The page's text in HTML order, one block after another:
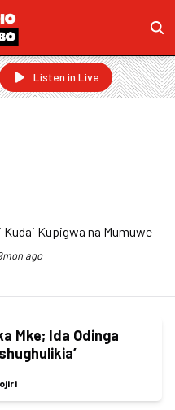
Listen in Live
Kupigwa na Mumuwe
ago
Mke; Ida Odinga